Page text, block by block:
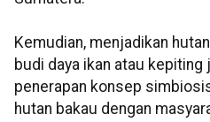
Kemudian, menjadikan
budi daya ikan atau kepiting
penerapan konsep
hutan bakau dengan